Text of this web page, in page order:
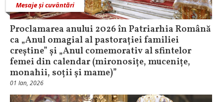
Mesaje și cuvântări
Proclamarea anului 2026 în Patriarhia Română
ca „Anul omagial al pastorației familiei
creștine” și „Anul comemorativ al sfintelor
femei din calendar (mironosițe, mucenițe,
monahii, soții și mame)”
01 Ian, 2026